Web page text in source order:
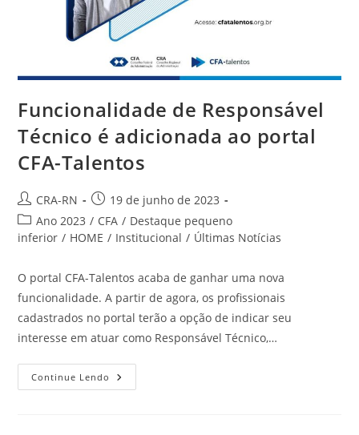
Funcionalidade de Responsável
Técnico é adicionada ao portal
CFA-Talentos
Autor
do
post:
CRA-RN
Post
publicado:
19 de junho de 2023
Categoria
do
Ano 2023 / CFA / Destaque pequeno
inferior / HOME / Institucional / Últimas Notícias
O portal CFA-Talentos acaba de ganhar uma nova
funcionalidade. A partir de agora, os profissionais
cadastrados no portal terão a opção de indicar seu
interesse em atuar como Responsável Técnico,…
Continue Lendo Funcionalidade
De